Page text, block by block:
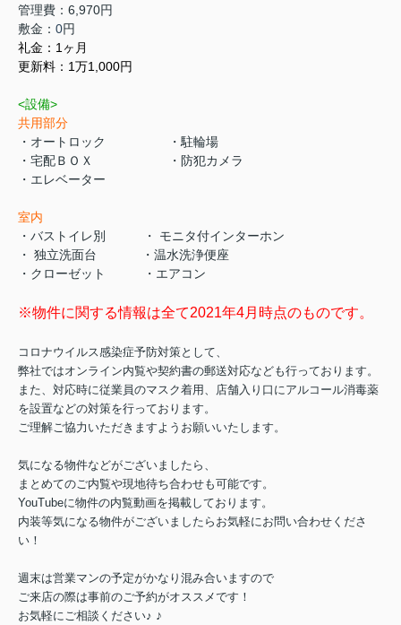
管理費：6,970円
敷金： 0円
礼金：1 ヶ月
更新料：1万1,000円
<設備>
共用部分
・オートロック ・駐輪場
・宅配ＢＯＸ ・防犯カメラ
・エレベーター
室内
・バストイレ別 ・ モニタ付インターホン
・ 独立洗面台 ・温水洗浄便座
・クローゼット ・エアコン
※物件に関する情報は全て2021年4月時点のものです。
コロナウイルス感染症予防対策として、
弊社ではオンライン内覧や契約書の郵送対応なども行っております。
また、対応時に従業員のマスク着用、店舗入り口にアルコール消毒薬
を設置などの対策を行っております。
ご理解ご協力いただきますようお願いいたします。
気になる物件などがございましたら、
まとめてのご内覧や現地待ち合わせも可能です。
YouTubeに物件の内覧動画を掲載しております。
内装等気になる物件がございましたらお気軽にお問い合わせくださ
い！
週末は営業マンの予定がかなり混み合いますので
ご来店の際は事前のご予約がオススメです！
お気軽にご相談ください♪ ♪